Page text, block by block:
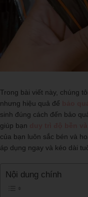
Trong bài viết này, chúng
nhưng hiệu quả để
sinh đúng cách đến bảo
giúp bạn
của bạn luôn sắc bén và
áp dụng ngay và kéo dài
Nội dung chính